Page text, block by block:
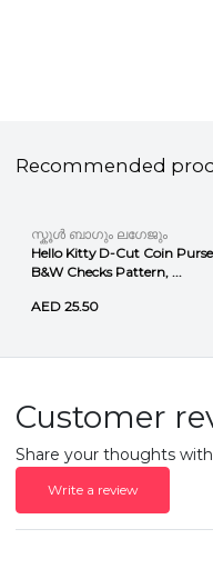
Recommended
സ്കൂൾ ബാഗും ലഗേജും
Hello Kitty D-Cut Coin
B&W Checks Pattern, ...
AED 25.50
Customer
Share your thoughts
Write a review